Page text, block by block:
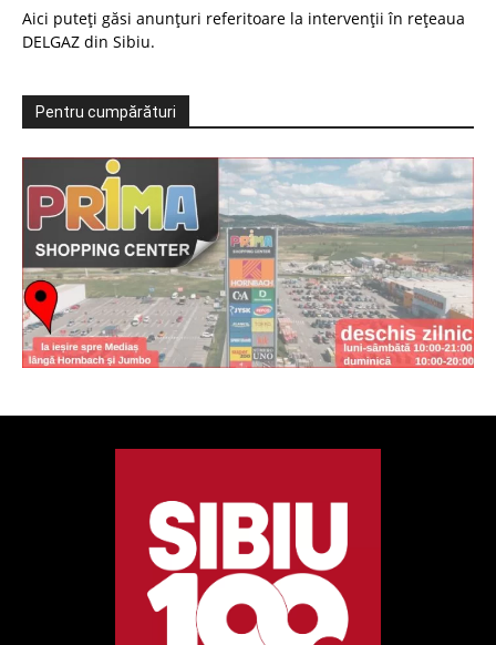
Aici puteți găsi anunțuri referitoare la intervenții în rețeaua
DELGAZ din Sibiu.
Pentru cumpărături